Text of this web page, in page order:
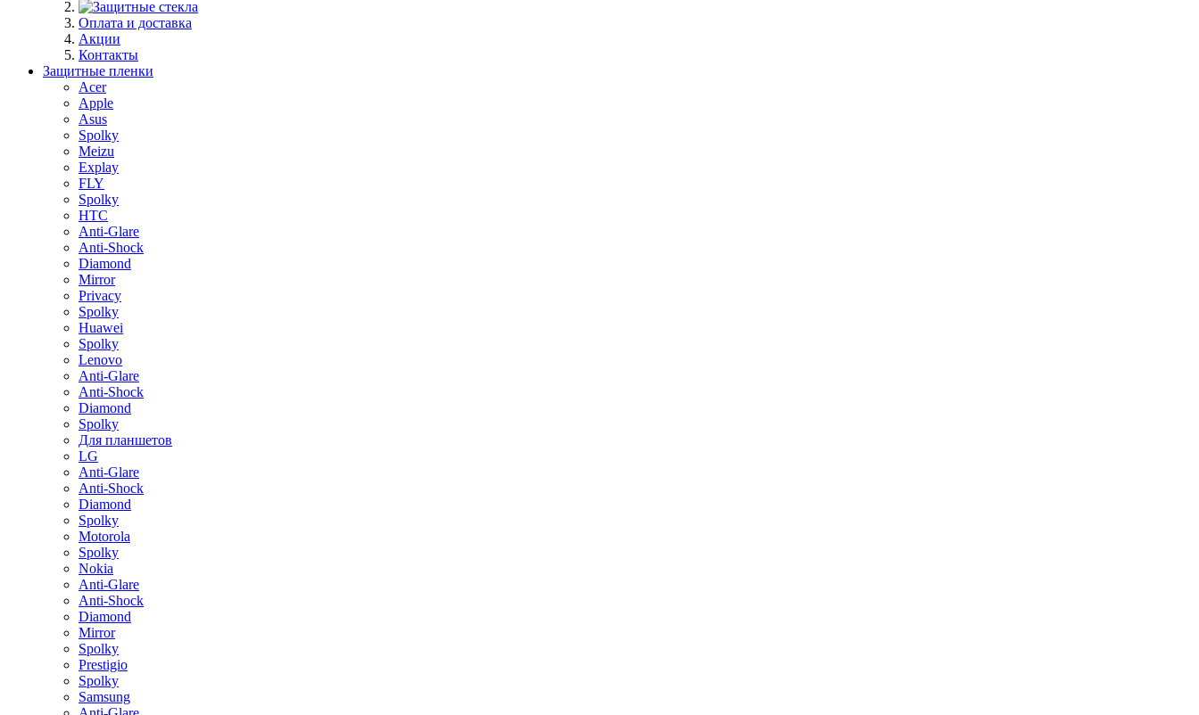
Оплата и доставка
Акции
Контакты
Защитные пленки
Acer
Apple
Asus
Spolky
Meizu
Explay
FLY
Spolky
HTC
Anti-Glare
Anti-Shock
Diamond
Mirror
Privacy
Spolky
Huawei
Spolky
Lenovo
Anti-Glare
Anti-Shock
Diamond
Spolky
Для планшетов
LG
Anti-Glare
Anti-Shock
Diamond
Spolky
Motorola
Spolky
Nokia
Anti-Glare
Anti-Shock
Diamond
Mirror
Spolky
Prestigio
Spolky
Samsung